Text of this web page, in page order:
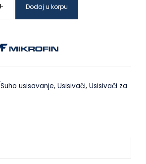
Dodaj u korpu
usisavanje, Usisivači, Usisivači za